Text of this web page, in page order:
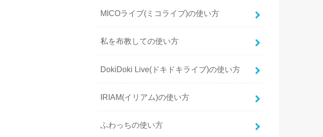
MICOライブ(ミコライブ)の使い方
私を布教しての使い方
DokiDoki Live(ドキドキライブ)の使い方
IRIAM(イリアム)の使い方
ふわっちの使い方